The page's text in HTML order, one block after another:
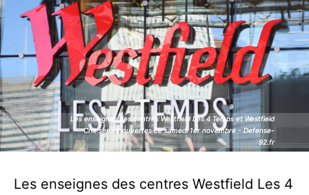
Les enseignes des centres Westfield Les 4 Temps et Westfield
Cnit seront ouvertes ce samedi 1er novembre - Defense-
92.fr
Les enseignes des centres Westfield Les 4 Temps et Westfield
Cnit seront ouvertes ce samedi 1er novembre - Defense-
92.fr
Les enseignes des centres Westfield Les 4